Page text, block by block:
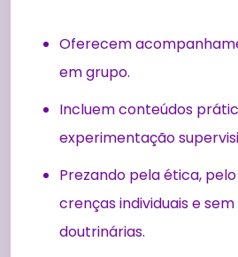
Oferecem
em grupo.
Incluem conteúdos
experimentação
Prezando pela ética,
crenças individuais e
doutrinárias.